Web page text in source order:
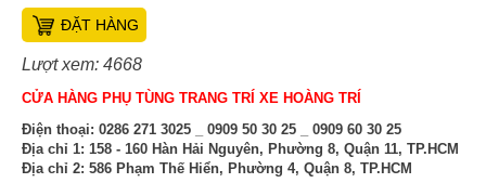
ĐẶT HÀNG
Lượt xem: 4668
CỬA HÀNG PHỤ TÙNG TRANG TRÍ XE HOÀNG TRÍ
Điện thoại: 0286 271 3025 _ 0909 50 30 25 _ 0909 60 30 25
Địa chỉ 1: 158 - 160 Hàn Hải Nguyên, Phường 8, Quận 11, TP.HCM
Địa chỉ 2: 586 Phạm Thế Hiển, Phường 4, Quận 8, TP.HCM